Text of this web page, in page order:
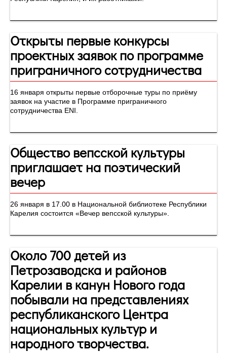
Открыты первые конкурсы
проектных заявок по программе
приграничного сотрудничества
16 января открыты первые отборочные туры по приёму
заявок на участие в Программе приграничного
сотрудничества ENI.
Общество вепсской культуры
приглашает на поэтический
вечер
26 января в 17.00 в Национальной библиотеке Республики
Карелия состоится «Вечер вепсской культуры».
Около 700 детей из
Петрозаводска и районов
Карелии в канун Нового года
побывали на представлениях
республиканского Центра
национальных культур и
народного творчества.